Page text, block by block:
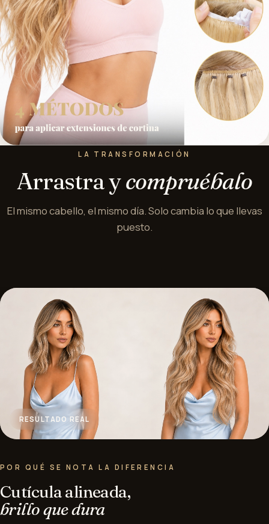
LA TRANSFORMACIÓN
Arrastra ycompruébalo
El mismo cabello, el mismo día. Solo cambia lo que llevas
puesto.
RESULTADO REAL
POR QUÉ SE NOTA LA DIFERENCIA
Cutícula alineada,
brillo que dura